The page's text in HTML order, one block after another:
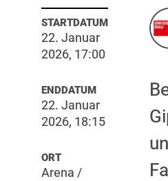
STARTDATUM
22. Januar
2026, 17:00
ENDDATUM
22. Januar
2026, 18:15
ORT
Arena /